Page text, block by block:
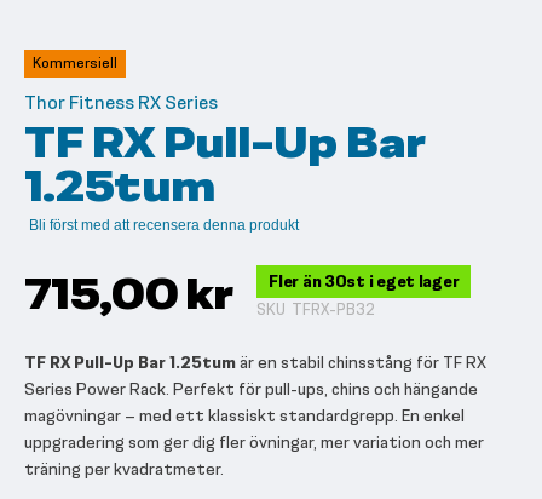
av
bildgalleriet
Kommersiell
Thor Fitness RX Series
TF RX Pull-Up Bar
1.25tum
Bli först med att recensera denna produkt
715,00 kr Fler än 30st i eget lager
SKU TFRX-PB32
TF RX Pull-Up Bar 1.25tumär en stabil chinsstång för TF RX
Series Power Rack. Perfekt för pull-ups, chins och hängande
magövningar – med ett klassiskt standardgrepp. En enkel
uppgradering som ger dig fler övningar, mer variation och mer
träning per kvadratmeter.